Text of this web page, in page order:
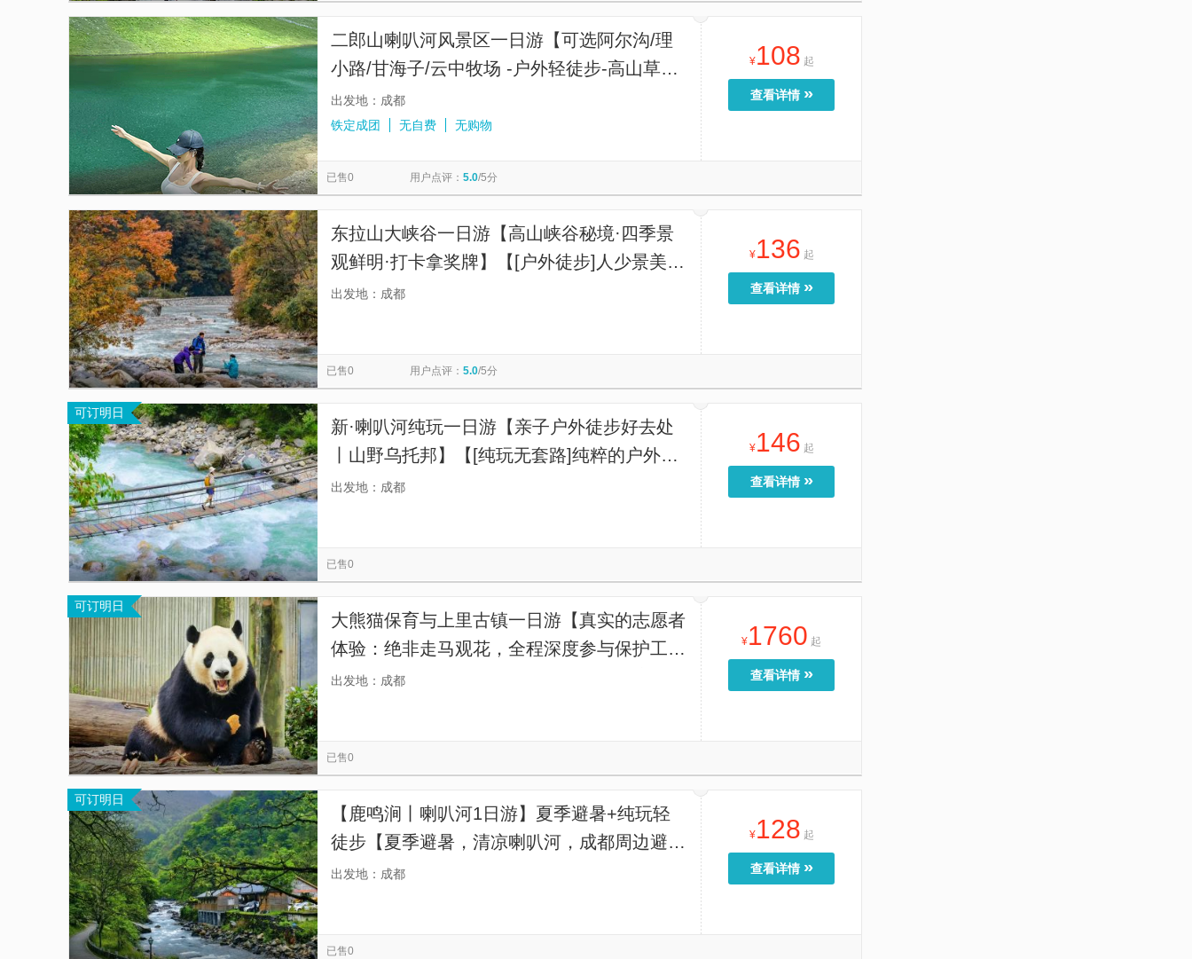
二郎山喇叭河风景区一日游【可选阿尔沟/理
小路/甘海子/云中牧场 -户外轻徒步-高山草甸
花海-纯玩不进店】
出发地：成都
铁定成团
无自费 无购物
¥108 起
查看详情 »
已售0 用户点评： 5.0/5分
东拉山大峡谷一日游【高山峡谷秘境·四季景
观鲜明·打卡拿奖牌】【[户外徒步]人少景美·
关闭8年盛装归来·藏在川西的高山峡谷秘
出发地：成都
¥136 起
查看详情 »
已售0 用户点评： 5.0/5分
可订明日
新·喇叭河纯玩一日游【亲子户外徒步好去处
丨山野乌托邦】【[纯玩无套路]纯粹的户外玩
法，景区自由行，拍照打卡都不受约束】
出发地：成都
¥146 起
查看详情 »
已售0
可订明日
大熊猫保育与上里古镇一日游【真实的志愿者
体验：绝非走马观花，全程深度参与保护工
作。 官方认证证书——**专属，令人难忘。
出发地：成都
¥1760 起
查看详情 »
已售0
可订明日
【鹿鸣涧丨喇叭河1日游】夏季避暑+纯玩轻
徒步【夏季避暑，清凉喇叭河，成都周边避暑
圣地】
出发地：成都
¥128 起
查看详情 »
已售0